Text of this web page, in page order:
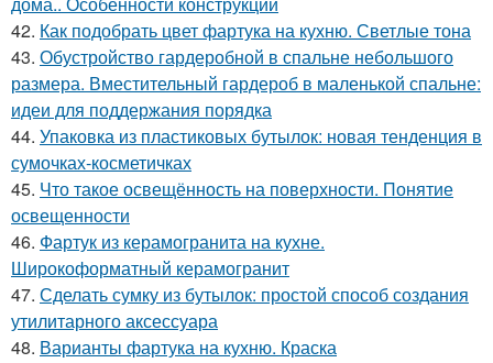
42. Как подобрать цвет фартука на кухню. Светлые тона
43. Обустройство гардеробной в спальне небольшого
размера. Вместительный гардероб в маленькой спальне:
идеи для поддержания порядка
44. Упаковка из пластиковых бутылок: новая тенденция в
сумочках-косметичках
45. Что такое освещённость на поверхности. Понятие
освещенности
46. Фартук из керамогранита на кухне.
Широкоформатный керамогранит
47. Сделать сумку из бутылок: простой способ создания
утилитарного аксессуара
48. Варианты фартука на кухню. Краска